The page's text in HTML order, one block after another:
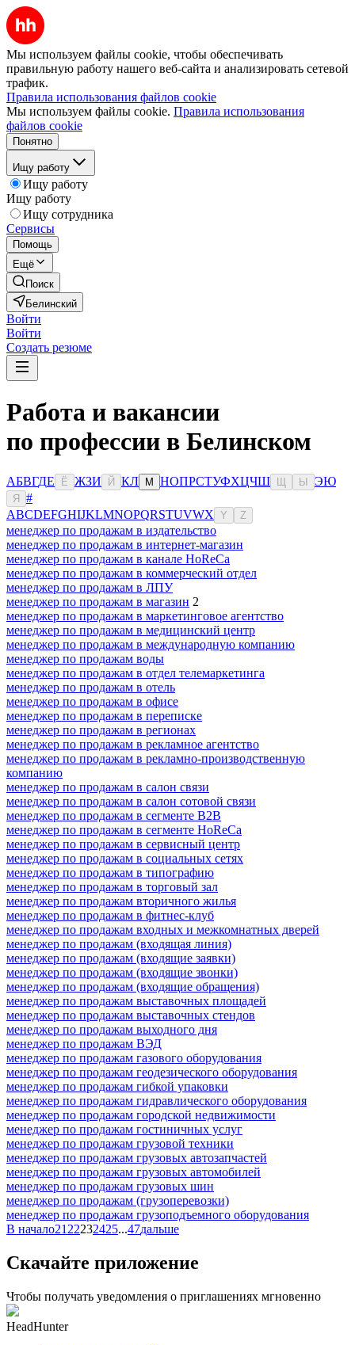
Мы используем файлы cookie, чтобы обеспечивать
правильную работу нашего веб-сайта и анализировать сетевой
трафик.
Правила использования файлов cookie
Мы используем файлы cookie. Правила использования
файлов cookie
Понятно
Ищу работу
Ищу работу
Ищу работу
Ищу сотрудника
Сервисы
Помощь
Ещё
Поиск
Белинский
Войти
Войти
Создать резюме
Работа и вакансии
по профессии в Белинском
АБВГДЕ Ё ЖЗИ Й КЛ М НОПРСТУФХЦЧШ Ы ЭЮ
Я
#
ABCDEFGHIJKLMNOPQRSTUVWX Y Z
менеджер по продажам в издательство
менеджер по продажам в интернет-магазин
менеджер по продажам в канале HoReCa
менеджер по продажам в коммерческий отдел
менеджер по продажам в ЛПУ
менеджер по продажам в магазин 2
менеджер по продажам в маркетинговое агентство
менеджер по продажам в медицинский центр
менеджер по продажам в международную компанию
менеджер по продажам воды
менеджер по продажам в отдел телемаркетинга
менеджер по продажам в отель
менеджер по продажам в офисе
менеджер по продажам в переписке
менеджер по продажам в регионах
менеджер по продажам в рекламное агентство
менеджер по продажам в рекламно-производственную
компанию
менеджер по продажам в салон связи
менеджер по продажам в салон сотовой связи
менеджер по продажам в сегменте B2B
менеджер по продажам в сегменте HoReCa
менеджер по продажам в сервисный центр
менеджер по продажам в социальных сетях
менеджер по продажам в типографию
менеджер по продажам в торговый зал
менеджер по продажам вторичного жилья
менеджер по продажам в фитнес-клуб
менеджер по продажам входных и межкомнатных дверей
менеджер по продажам (входящая линия)
менеджер по продажам (входящие заявки)
менеджер по продажам (входящие звонки)
менеджер по продажам (входящие обращения)
менеджер по продажам выставочных площадей
менеджер по продажам выставочных стендов
менеджер по продажам выходного дня
менеджер по продажам ВЭД
менеджер по продажам газового оборудования
менеджер по продажам геодезического оборудования
менеджер по продажам гибкой упаковки
менеджер по продажам гидравлического оборудования
менеджер по продажам городской недвижимости
менеджер по продажам гостиничных услуг
менеджер по продажам грузовой техники
менеджер по продажам грузовых автозапчастей
менеджер по продажам грузовых автомобилей
менеджер по продажам грузовых шин
менеджер по продажам (грузоперевозки)
менеджер по продажам грузоподъемного оборудования
В начало21 22232425...47дальше
Скачайте приложение
Чтобы получать уведомления о приглашениях мгновенно
HeadHunter